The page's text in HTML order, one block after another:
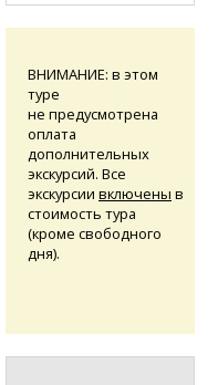
ВНИМАНИЕ: в этом
туре
не предусмотрена
оплата
дополнительных
экскурсий. Все
экскурсии включены в
стоимость тура
(кроме свободного
дня).